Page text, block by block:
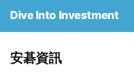
Dive Into Investment
安碁資訊